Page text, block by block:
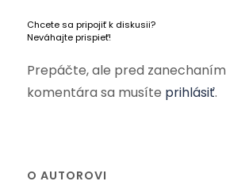
Chcete sa pripojiť k diskusii?
Neváhajte prispieť!
Prepáčte, ale pred zanechaním
komentára sa musíte prihlásiť.
O AUTOROVI